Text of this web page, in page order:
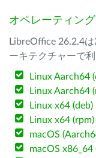
オペレーティン
LibreOffice 26.2.4
ーキテクチャーで利
Linux Aarch64
Linux Aarch64
Linux x64 (deb)
Linux x64 (rpm)
macOS
macOS x86_64